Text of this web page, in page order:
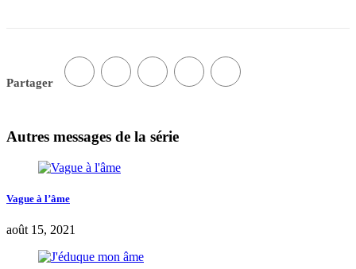
Partager
Autres messages de la série
Vague à l’âme
août 15, 2021